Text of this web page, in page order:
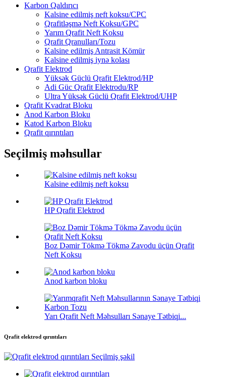
Karbon Qaldırıcı
Kalsine edilmiş neft koksu/CPC
Qrafitləşmə Neft Koksu/GPC
Yarım Qrafit Neft Koksu
Qrafit Qranulları/Tozu
Kalsine edilmiş Antrasit Kömür
Kalsine edilmiş iynə kolası
Qrafit Elektrod
Yüksək Güclü Qrafit Elektrod/HP
Adi Güc Qrafit Elektrodu/RP
Ultra Yüksək Güclü Qrafit Elektrod/UHP
Qrafit Kvadrat Bloku
Anod Karbon Bloku
Katod Karbon Bloku
Qrafit qırıntıları
Seçilmiş məhsullar
Kalsine edilmiş neft koksu
HP Qrafit Elektrod
Boz Dəmir Tökmə Tökmə Zavodu üçün Qrafit
Neft Koksu
Anod karbon bloku
Yarı Qrafit Neft Məhsulları Sənaye Tətbiqi...
Qrafit elektrod qırıntıları